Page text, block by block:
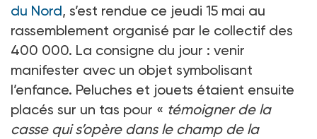
du Nord, s’est rendue ce jeudi 15 mai au
rassemblement organisé par le collectif des
400 000. La consigne du jour : venir
manifester avec un objet symbolisant
l’enfance. Peluches et jouets étaient ensuite
placés sur un tas pour « témoigner de la
casse qui s’opère dans le champ de la